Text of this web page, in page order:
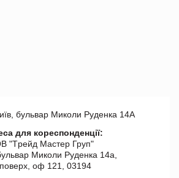
бульвар Миколи Руденка 14А
для кореспонденції:
"Tрейд Мастер Груп"
Миколи Руденка 14а,
оф 121, 03194